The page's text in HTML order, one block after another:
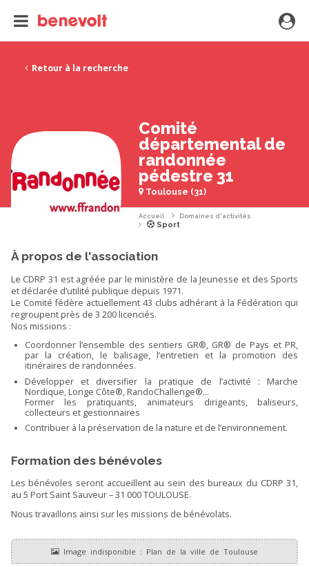
Retour à la recherche
Comité
départemental de
randonnée
pédestre 31
Toulouse (31)
Accueil Domaines d'activités
Sport
À propos de l'association
Le CDRP 31 est agréée par le ministère de la Jeunesse et des Sports
et déclarée d’utilité publique depuis 1971.
Le Comité fédère actuellement 43 clubs adhérant à la Fédération qui
regroupent près de 3 200 licenciés.
Nos missions :
Coordonner l’ensemble des sentiers GR®, GR® de Pays et PR,
par la création, le balisage, l’entretien et la promotion des
itinéraires de randonnées.
Développer et diversifier la pratique de l’activité : Marche
Nordique, Longe Côte®, RandoChallenge®…
Former les pratiquants, animateurs dirigeants, baliseurs,
collecteurs et gestionnaires
Contribuer à la préservation de la nature et de l’environnement.
Formation des bénévoles
Les bénévoles seront accueillent au sein des bureaux du CDRP 31,
au 5 Port Saint Sauveur – 31 000 TOULOUSE.
Nous travaillons ainsi sur les missions de bénévolats.